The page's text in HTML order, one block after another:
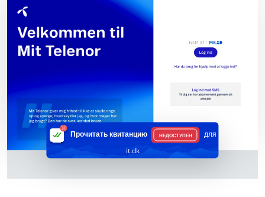
Прочитать квитанцию НЕДОСТУПЕН
для
it.dk